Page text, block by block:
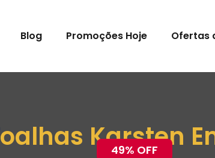
Blog Promoções Hoje Ofertas
Karsten
49% OFF